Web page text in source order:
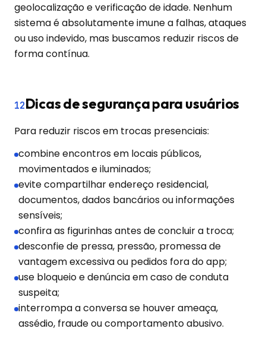
geolocalização e verificação de idade. Nenhum
sistema é absolutamente imune a falhas, ataques
ou uso indevido, mas buscamos reduzir riscos de
forma contínua.
12Dicas de segurança para usuários
Para reduzir riscos em trocas presenciais:
combine encontros em locais públicos,
movimentados e iluminados;
evite compartilhar endereço residencial,
documentos, dados bancários ou informações
sensíveis;
confira as figurinhas antes de concluir a troca;
desconfie de pressa, pressão, promessa de
vantagem excessiva ou pedidos fora do app;
use bloqueio e denúncia em caso de conduta
suspeita;
interrompa a conversa se houver ameaça,
assédio, fraude ou comportamento abusivo.